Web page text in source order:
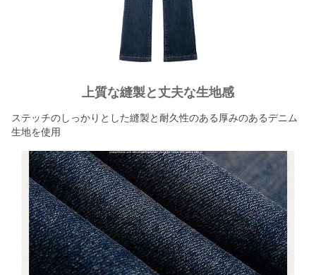
上質な縫製と丈夫な生地感
ステッチのしっかりとした縫製と耐久性のある厚みのあるデニム
生地を使用